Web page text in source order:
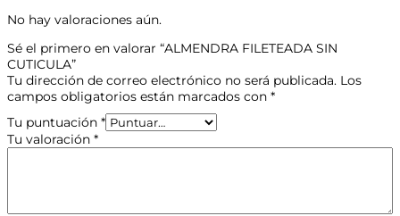
No hay valoraciones aún.
Sé el primero en valorar “ALMENDRA FILETEADA SIN
CUTICULA”
Tu dirección de correo electrónico no será publicada. Los
campos obligatorios están marcados con *
Tu puntuación *
Tu valoración *